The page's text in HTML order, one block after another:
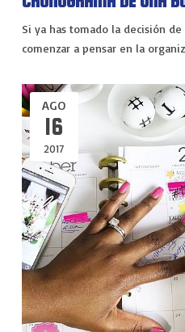
EXPERIENCIAS
Si ya has tomado la decisión
comenzar a pensar en la
AGO
16
2017